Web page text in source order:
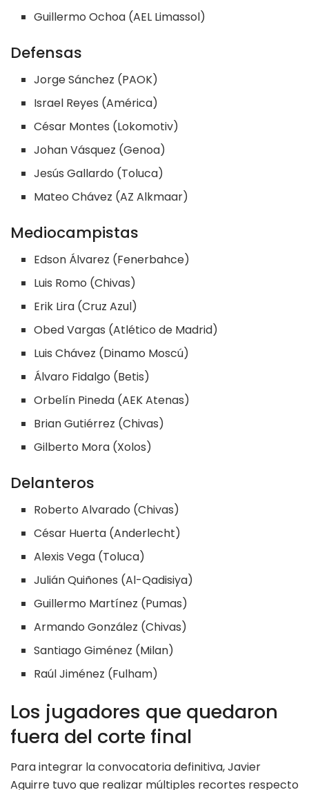
Guillermo Ochoa (AEL Limassol)
Defensas
Jorge Sánchez (PAOK)
Israel Reyes (América)
César Montes (Lokomotiv)
Johan Vásquez (Genoa)
Jesús Gallardo (Toluca)
Mateo Chávez (AZ Alkmaar)
Mediocampistas
Edson Álvarez (Fenerbahce)
Luis Romo (Chivas)
Erik Lira (Cruz Azul)
Obed Vargas (Atlético de Madrid)
Luis Chávez (Dinamo Moscú)
Álvaro Fidalgo (Betis)
Orbelín Pineda (AEK Atenas)
Brian Gutiérrez (Chivas)
Gilberto Mora (Xolos)
Delanteros
Roberto Alvarado (Chivas)
César Huerta (Anderlecht)
Alexis Vega (Toluca)
Julián Quiñones (Al-Qadisiya)
Guillermo Martínez (Pumas)
Armando González (Chivas)
Santiago Giménez (Milan)
Raúl Jiménez (Fulham)
Los jugadores que quedaron
fuera del corte final
Para integrar la convocatoria definitiva, Javier
Aguirre tuvo que realizar múltiples recortes respecto